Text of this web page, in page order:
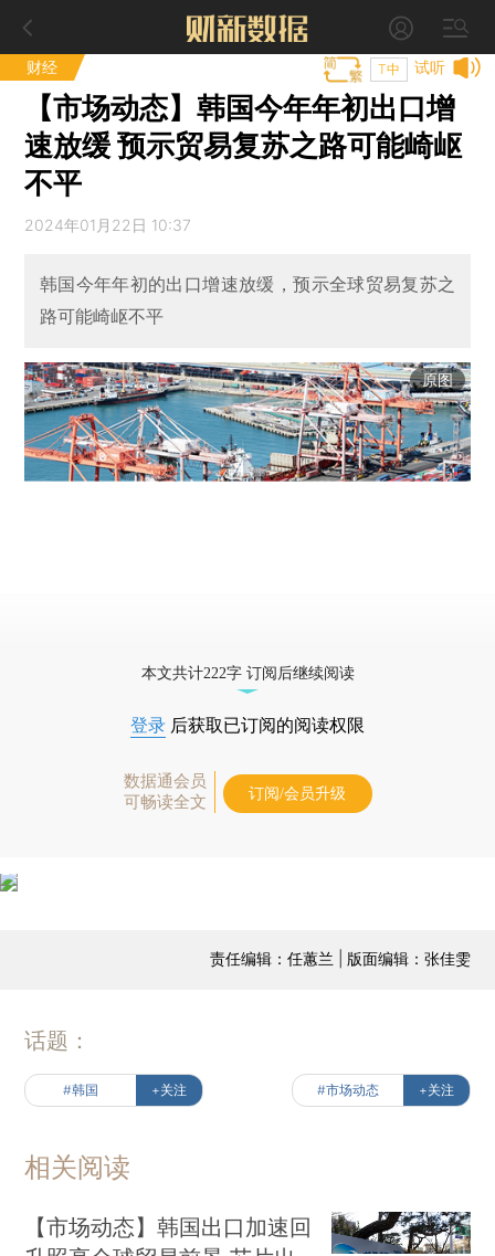
财经 试听
T中
【市场动态】韩国今年年初出口增
速放缓 预示贸易复苏之路可能崎岖
不平
2024年01月22日 10:37
韩国今年年初的出口增速放缓，预示全球贸易复苏之
路可能崎岖不平
原图
本文共计222字 订阅后继续阅读
登录 后获取已订阅的阅读权限
数据通会员
可畅读全文
订阅/会员升级
责任编辑：任蕙兰 | 版面编辑：张佳雯
话题：
#韩国 +关注 #市场动态 +关注
相关阅读
【市场动态】韩国出口加速回